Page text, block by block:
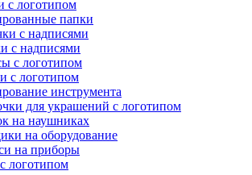
с логотипом
папки
с надписями
с надписями
с логотипом
с логотипом
инструмента
для украшений с логотипом
на наушниках
на оборудование
на приборы
логотипом